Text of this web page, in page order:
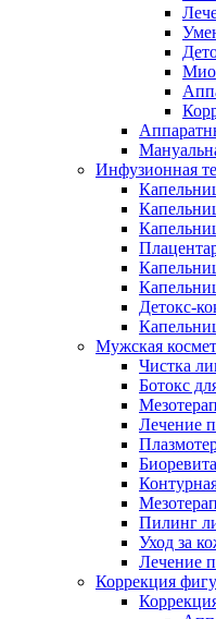
Инфузионная
Детокс-
Мужская
Чистка
Ботокс
Лечение
Пилинг
Уход за
Лечение
Коррекция